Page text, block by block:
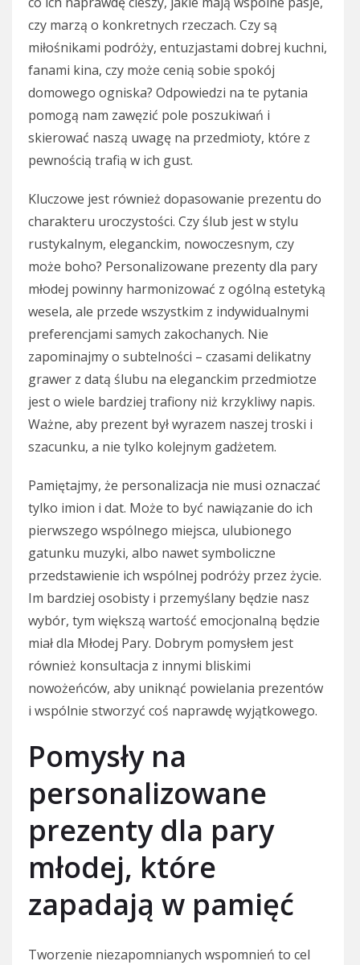
czy marzą o konkretnych rzeczach. Czy są
miłośnikami podróży, entuzjastami dobrej kuchni,
fanami kina, czy może cenią sobie spokój
domowego ogniska? Odpowiedzi na te pytania
pomogą nam zawęzić pole poszukiwań i
skierować naszą uwagę na przedmioty, które z
pewnością trafią w ich gust.
Kluczowe jest również dopasowanie prezentu do
charakteru uroczystości. Czy ślub jest w stylu
rustykalnym, eleganckim, nowoczesnym, czy
może boho? Personalizowane prezenty dla pary
młodej powinny harmonizować z ogólną estetyką
wesela, ale przede wszystkim z indywidualnymi
preferencjami samych zakochanych. Nie
zapominajmy o subtelności – czasami delikatny
grawer z datą ślubu na eleganckim przedmiotze
jest o wiele bardziej trafiony niż krzykliwy napis.
Ważne, aby prezent był wyrazem naszej troski i
szacunku, a nie tylko kolejnym gadżetem.
Pamiętajmy, że personalizacja nie musi oznaczać
tylko imion i dat. Może to być nawiązanie do ich
pierwszego wspólnego miejsca, ulubionego
gatunku muzyki, albo nawet symboliczne
przedstawienie ich wspólnej podróży przez życie.
Im bardziej osobisty i przemyślany będzie nasz
wybór, tym większą wartość emocjonalną będzie
miał dla Młodej Pary. Dobrym pomysłem jest
również konsultacja z innymi bliskimi
nowożeńców, aby uniknąć powielania prezentów
i wspólnie stworzyć coś naprawdę wyjątkowego.
Pomysły na
personalizowane
prezenty dla pary
młodej, które
zapadają w pamięć
Tworzenie niezapomnianych wspomnień to cel